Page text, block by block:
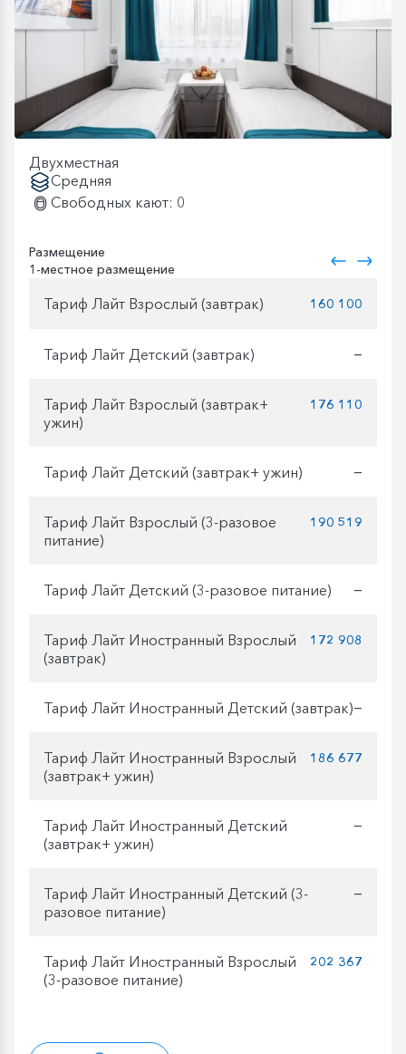
Двухместная
Средняя
Свободных кают: 0
Размещение
1-местное размещение
Тариф Лайт Взрослый (завтрак) 160 100
Тариф Лайт Детский (завтрак) —
Тариф Лайт Взрослый (завтрак+
ужин)
176 110
Тариф Лайт Детский (завтрак+ ужин) —
Тариф Лайт Взрослый (3-разовое
питание)
190 519
Тариф Лайт Детский (3-разовое питание) —
Тариф Лайт Иностранный Взрослый
(завтрак)
172 908
Тариф Лайт Иностранный Детский (завтрак)—
Тариф Лайт Иностранный Взрослый
(завтрак+ ужин)
186 677
Тариф Лайт Иностранный Детский
(завтрак+ ужин)
—
Тариф Лайт Иностранный Детский (3-
разовое питание)
—
Тариф Лайт Иностранный Взрослый
(3-разовое питание)
202 367